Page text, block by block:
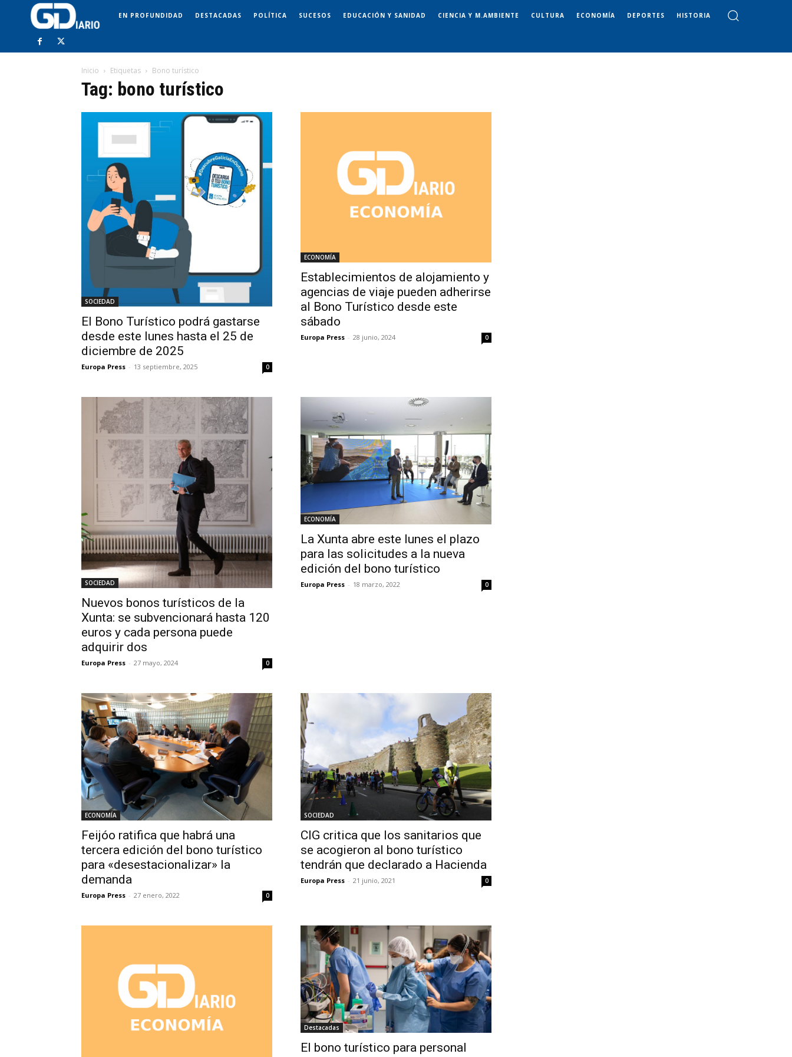
EN PROFUNDIDAD DESTACADAS POLÍTICA SUCESOS EDUCACIÓN Y SANIDAD CIENCIA Y M.AMBIENTE CULTURA ECONOMÍA DEPORTES HISTORIA
Inicio Etiquetas Bono turístico
Tag: bono turístico
SOCIEDAD
El Bono Turístico podrá gastarse
desde este lunes hasta el 25 de
diciembre de 2025
Europa Press - 13 septiembre, 2025 0
ECONOMÍA
Establecimientos de alojamiento y
agencias de viaje pueden adherirse
al Bono Turístico desde este
sábado
Europa Press - 28 junio, 2024 0
SOCIEDAD
Nuevos bonos turísticos de la
Xunta: se subvencionará hasta 120
euros y cada persona puede
adquirir dos
Europa Press - 27 mayo, 2024 0
ECONOMÍA
La Xunta abre este lunes el plazo
para las solicitudes a la nueva
edición del bono turístico
Europa Press - 18 marzo, 2022 0
ECONOMÍA
Feijóo ratifica que habrá una
tercera edición del bono turístico
para «desestacionalizar» la
demanda
Europa Press - 27 enero, 2022 0
SOCIEDAD
CIG critica que los sanitarios que
se acogieron al bono turístico
tendrán que declarado a Hacienda
Europa Press - 21 junio, 2021 0
Destacadas
El bono turístico para personal